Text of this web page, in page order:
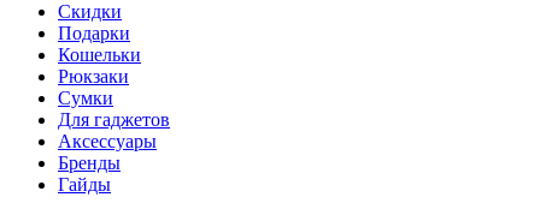
Скидки
Подарки
Кошельки
Рюкзаки
Сумки
Для гаджетов
Аксессуары
Бренды
Гайды